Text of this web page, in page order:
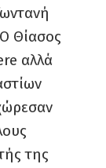
Θίασος
αλλά
της